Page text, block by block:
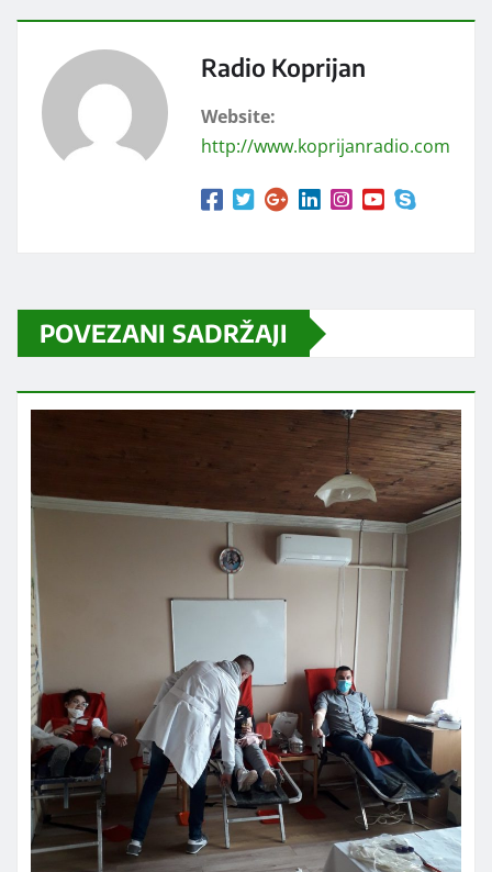
Radio Koprijan
Website:
http://www.koprijanradio.com
POVEZANI SADRŽAJI